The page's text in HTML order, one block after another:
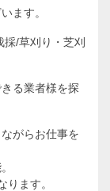
ます。
/草刈り・芝刈
る業者様を探
がらお仕事を
ます。